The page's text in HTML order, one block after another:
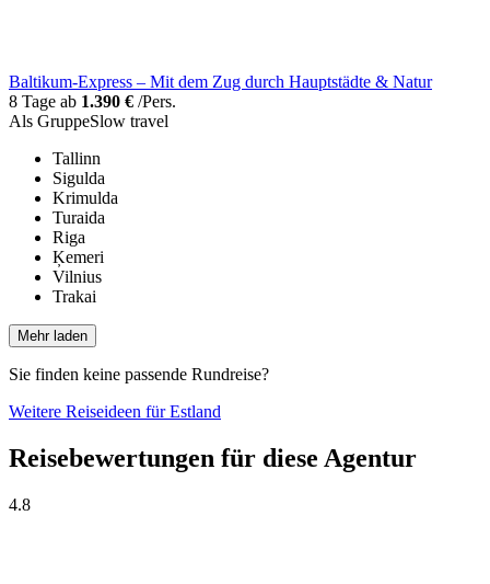
Baltikum-Express – Mit dem Zug durch Hauptstädte & Natur
8 Tage ab 1.390 € /Pers.
Als GruppeSlow travel
Tallinn
Sigulda
Krimulda
Turaida
Riga
Ķemeri
Vilnius
Trakai
Mehr laden
Sie finden keine passende Rundreise?
Weitere Reiseideen für Estland
Reisebewertungen für diese Agentur
4.8